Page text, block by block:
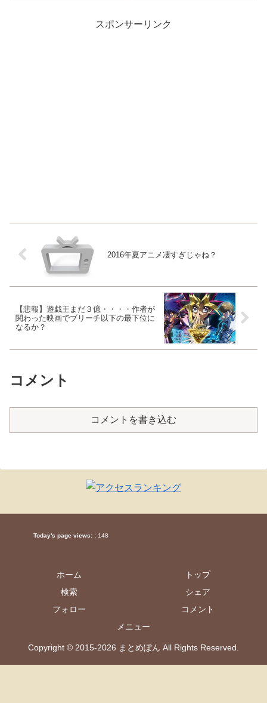
あああああ！！！」
スポンサーリンク
2016年夏アニメ凄すぎじゃね？
【悲報】遊戯王まだ３億・・・・作者が
関わった映画でブリーチ以下の最下位に
なるか？
コメント
コメントを書き込む
Today's page views: : 148
ホーム
トップ
検索
シェア
フォロー
コメント
メニュー
Copyright © 2015-2026 まとめぽん All Rights Reserved.